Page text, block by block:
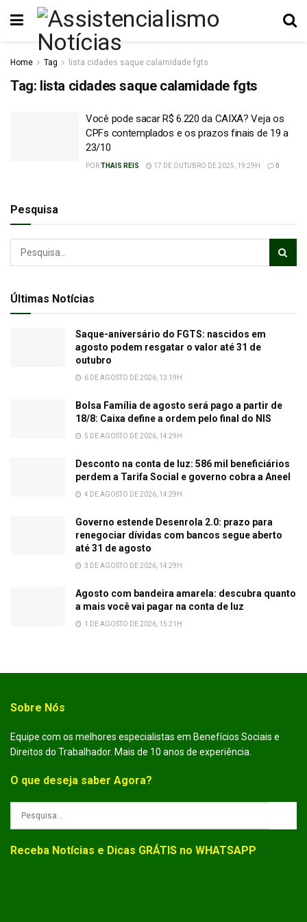
Home Tag lista cidades saque calamidade fgts
Tag: lista cidades saque calamidade fgts
Você pode sacar R$ 6.220 da CAIXA? Veja os
CPFs contemplados e os prazos finais de 19 a
23/10
PORTHAIS REIS 17 DE OUTUBRO DE 2025, 19:29H 0
Pesquisa
Últimas Notícias
Saque-aniversário do FGTS: nascidos em
agosto podem resgatar o valor até 31 de
outubro
6 DE AGOSTO DE 2026, 13:19H
Bolsa Família de agosto será pago a partir de
18/8: Caixa define a ordem pelo final do NIS
5 DE AGOSTO DE 2026, 14:29H
Desconto na conta de luz: 586 mil beneficiários
perdem a Tarifa Social e governo cobra a Aneel
4 DE AGOSTO DE 2026, 14:29H
Governo estende Desenrola 2.0: prazo para
renegociar dívidas com bancos segue aberto
até 31 de agosto
3 DE AGOSTO DE 2026, 14:29H
Agosto com bandeira amarela: descubra quanto
a mais você vai pagar na conta de luz
1 DE AGOSTO DE 2026, 15:21H
Sobre Nós
Equipe com os melhores especialistas em Benefícios Sociais e
Direitos do Trabalhador. Mais de 10 anos de experiência.
O que deseja saber Agora?
Receba Notícias e Dicas GRÁTIS no WHATSAPP